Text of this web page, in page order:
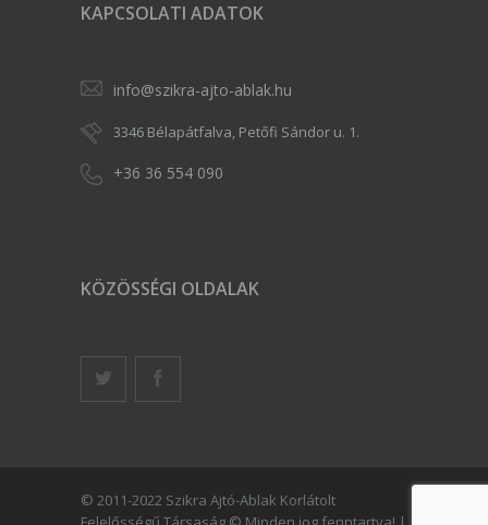
KAPCSOLATI ADATOK
info@szikra-ajto-ablak.hu
3346 Bélapátfalva, Petőfi Sándor u. 1.
+36 36 554 090
KÖZÖSSÉGI OLDALAK
© 2011-2022 Szikra Ajtó-Ablak Korlátolt